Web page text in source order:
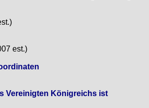
est.)
Vereinigten Königreichs ist